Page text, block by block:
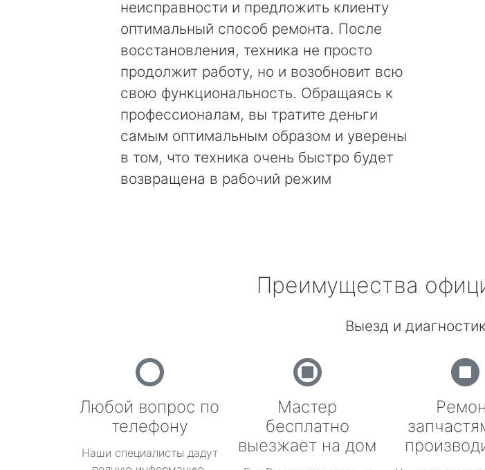
неисправности и предложить клиенту
оптимальный способ ремонта. После
восстановления, техника не просто
продолжит работу, но и возобновит всю
свою функциональность. Обращаясь к
профессионалам, вы тратите деньги
самым оптимальным образом и уверены
в том, что техника очень быстро будет
возвращена в рабочий режим
Преимущества
Выезд и
Любой вопрос по
телефону
Наши специалисты дадут
Мастер
бесплатно
выезжает на дом